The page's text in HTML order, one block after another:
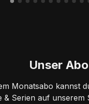
Unser Abo
Monatsabo kannst
& Serien auf unserem